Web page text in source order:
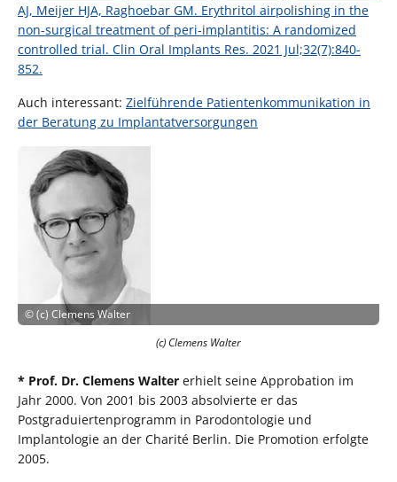
AJ, Meijer HJA, Raghoebar GM. Erythritol airpolishing in the
non-surgical treatment of peri-implantitis: A randomized
controlled trial. Clin Oral Implants Res. 2021 Jul;32(7):840-
852.
Auch interessant: Zielführende Patientenkommunikation in
der Beratung zu Implantatversorgungen
©(c) Clemens Walter
(c) Clemens Walter
* Prof. Dr. Clemens Walter erhielt seine Approbation im
Jahr 2000. Von 2001 bis 2003 absolvierte er das
Postgraduiertenprogramm in Parodontologie und
Implantologie an der Charité Berlin. Die Promotion erfolgte
2005.